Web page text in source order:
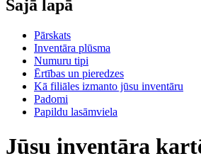
Šajā lapā
Pārskats
Inventāra plūsma
Numuru tipi
Ērtības un pieredzes
Kā filiāles izmanto jūsu inventāru
Padomi
Papildu lasāmviela
Jūsu inventāra